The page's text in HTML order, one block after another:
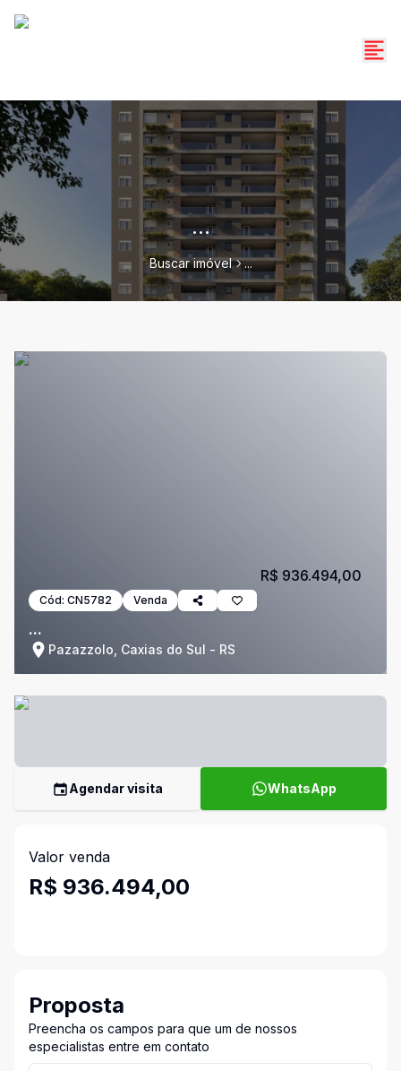
...
Buscar imóvel ...
Cód: CN5782 Venda
...
Pazazzolo, Caxias do Sul - RS
R$ 936.494,00
Agendar visita WhatsApp
Valor venda
R$ 936.494,00
Proposta
Preencha os campos para que um de nossos
especialistas entre em contato